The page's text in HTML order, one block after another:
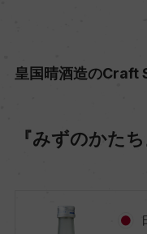
皇国晴酒造のCraft
『みずのかたち